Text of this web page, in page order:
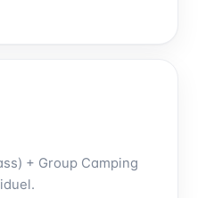
+ Group Camping